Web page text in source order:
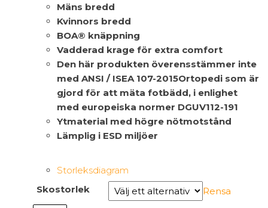
Mäns bredd
Kvinnors bredd
BOA® knäppning
Vadderad krage för extra comfort
Den här produkten överensstämmer inte
med ANSI / ISEA 107-2015Ortopedi som är
gjord för att mäta fotbädd, i enlighet
med europeiska normer DGUV112-191
Ytmaterial med högre nötmotstånd
Lämplig i ESD miljöer
Storleksdiagram
Skostorlek
Rensa